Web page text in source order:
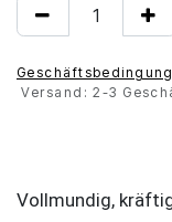
Versand: 2-3
Vollmundig,